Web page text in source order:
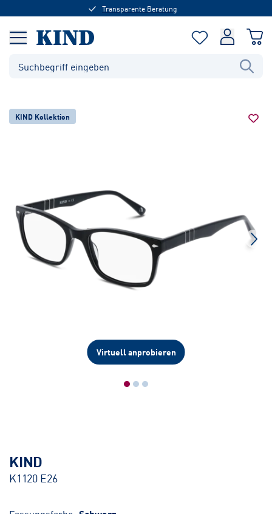
Transparente Beratung
KIND Kollektion
Virtuell anprobieren
KIND
K1120 E26